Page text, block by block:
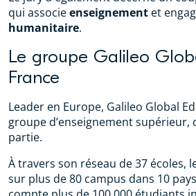
qui associeenseignement et
humanitaire.
Le groupe Galileo
France
Leader en Europe, Galileo Global
groupe d’enseignement supérieur,
partie.
À travers son réseau de 37 écoles,
sur plus de 80 campus dans 10